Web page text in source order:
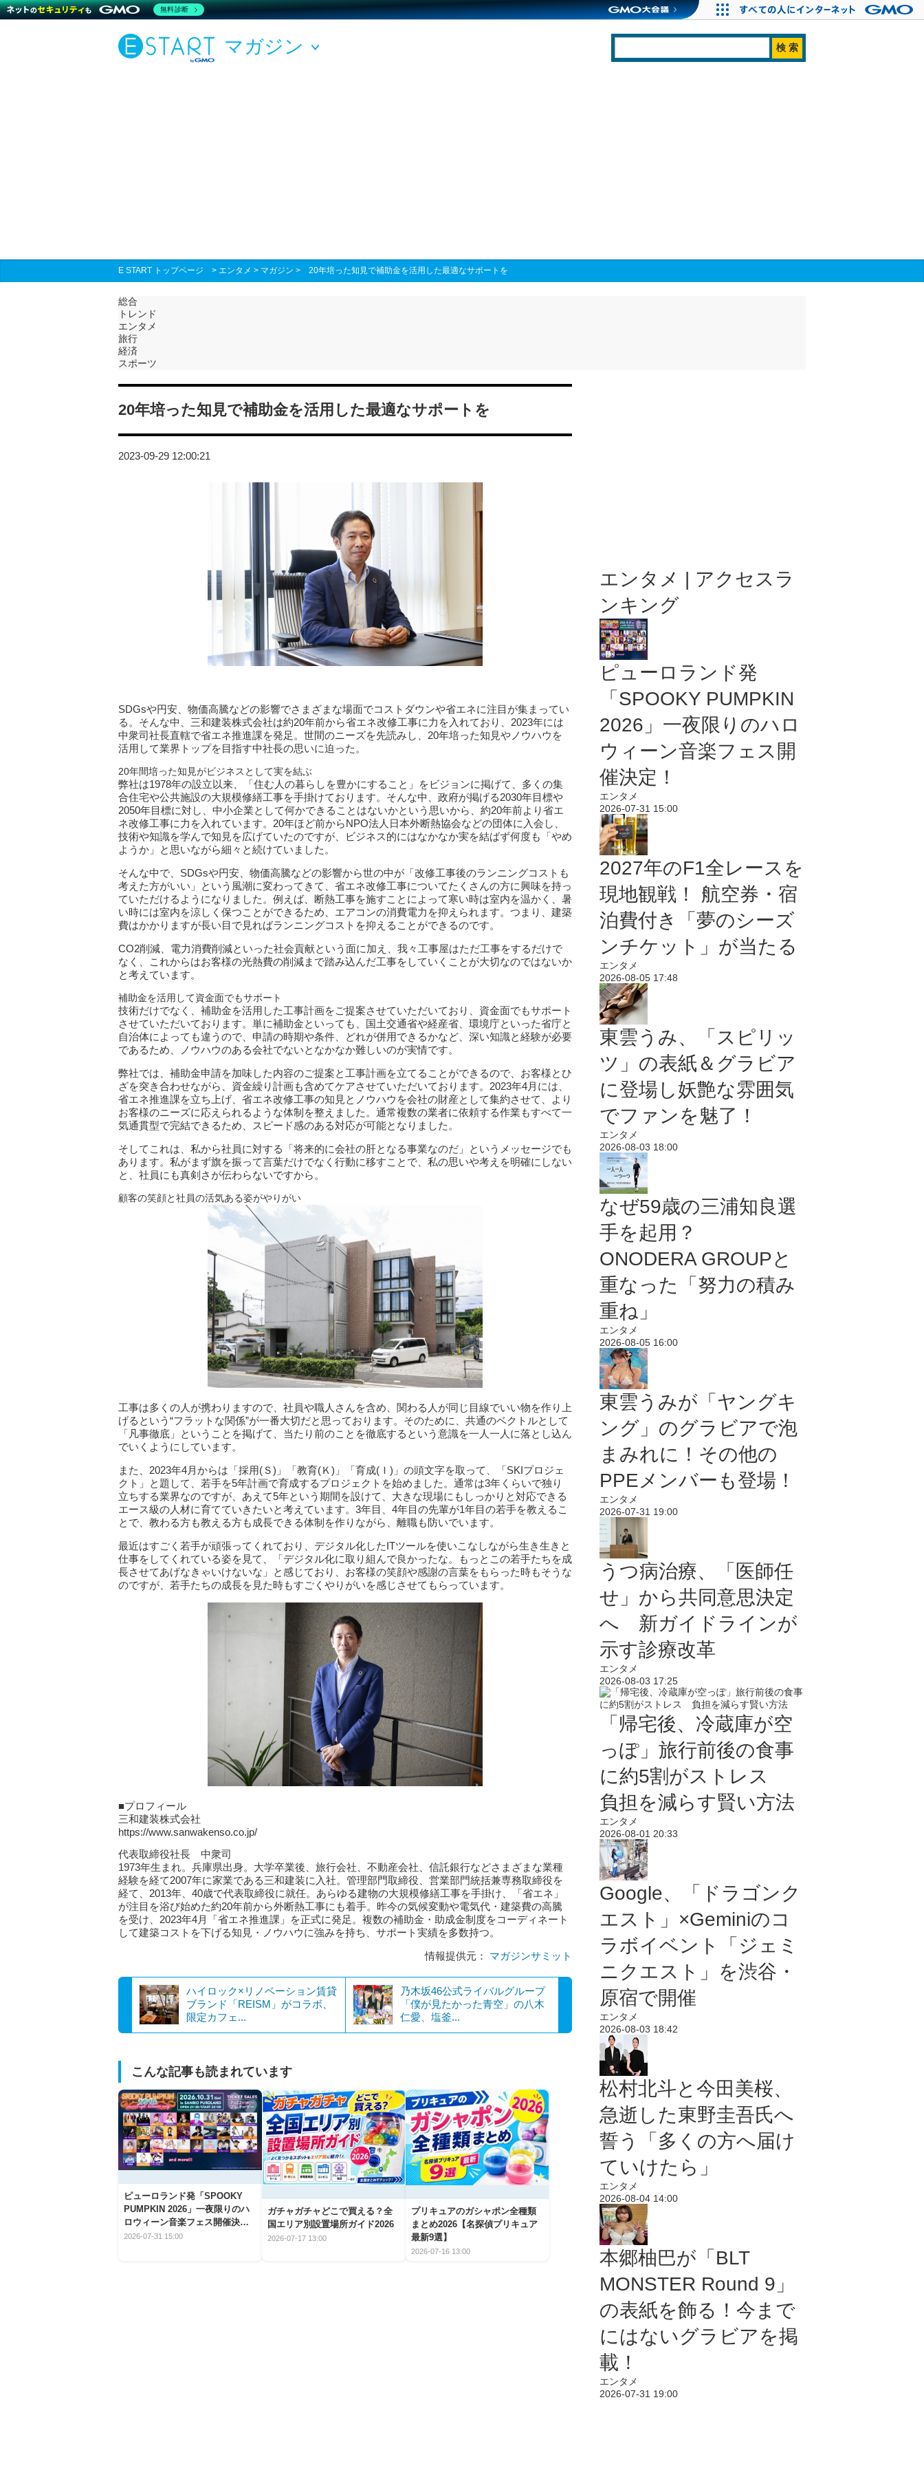
マガジン
E START トップページ > エンタメ > マガジン > 20年培った知見で補助金を活用した最適なサポートを
総合
トレンド
エンタメ
旅行
経済
スポーツ
20年培った知見で補助金を活用した最適なサポートを
2023-09-29 12:00:21
SDGsや円安、物価高騰などの影響でさまざまな場面でコストダウンや省エネに注目が集まってい
る。そんな中、三和建装株式会社は約20年前から省エネ改修工事に力を入れており、2023年には
中衆司社長直轄で省エネ推進課を発足。世間のニーズを先読みし、20年培った知見やノウハウを
活用して業界トップを目指す中社長の思いに迫った。
20年間培った知見がビジネスとして実を結ぶ
弊社は1978年の設立以来、「住む人の暮らしを豊かにすること」をビジョンに掲げて、多くの集
合住宅や公共施設の大規模修繕工事を手掛けております。そんな中、政府が掲げる2030年目標や
2050年目標に対し、中小企業として何かできることはないかという思いから、約20年前より省エ
ネ改修工事に力を入れています。20年ほど前からNPO法人日本外断熱協会などの団体に入会し、
技術や知識を学んで知見を広げていたのですが、ビジネス的にはなかなか実を結ばず何度も「やめ
ようか」と思いながら細々と続けていました。
そんな中で、SDGsや円安、物価高騰などの影響から世の中が「改修工事後のランニングコストも
考えた方がいい」という風潮に変わってきて、省エネ改修工事についてたくさんの方に興味を持っ
ていただけるようになりました。例えば、断熱工事を施すことによって寒い時は室内を温かく、暑
い時には室内を涼しく保つことができるため、エアコンの消費電力を抑えられます。つまり、建築
費はかかりますが長い目で見ればランニングコストを抑えることができるのです。
CO2削減、電力消費削減といった社会貢献という面に加え、我々工事屋はただ工事をするだけで
なく、これからはお客様の光熱費の削減まで踏み込んだ工事をしていくことが大切なのではないか
と考えています。
補助金を活用して資金面でもサポート
技術だけでなく、補助金を活用した工事計画をご提案させていただいており、資金面でもサポート
させていただいております。単に補助金といっても、国土交通省や経産省、環境庁といった省庁と
自治体によっても違うので、申請の時期や条件、どれが併用できるかなど、深い知識と経験が必要
であるため、ノウハウのある会社でないとなかなか難しいのが実情です。
弊社では、補助金申請を加味した内容のご提案と工事計画を立てることができるので、お客様とひ
ざを突き合わせながら、資金繰り計画も含めてケアさせていただいております。2023年4月には、
省エネ推進課を立ち上げ、省エネ改修工事の知見とノウハウを会社の財産として集約させて、より
お客様のニーズに応えられるような体制を整えました。通常複数の業者に依頼する作業もすべて一
気通貫型で完結できるため、スピード感のある対応が可能となりました。
そしてこれは、私から社員に対する「将来的に会社の肝となる事業なのだ」というメッセージでも
あります。私がまず旗を振って言葉だけでなく行動に移すことで、私の思いや考えを明確にしない
と、社員にも真剣さが伝わらないですから。
顧客の笑顔と社員の活気ある姿がやりがい
工事は多くの人が携わりますので、社員や職人さんを含め、関わる人が同じ目線でいい物を作り上
げるという“フラットな関係”が一番大切だと思っております。そのために、共通のベクトルとして
「凡事徹底」ということを掲げて、当たり前のことを徹底するという意識を一人一人に落とし込ん
でいくようにしています。
また、2023年4月からは「採用(Ｓ)」「教育(Ｋ)」「育成(Ｉ)」の頭文字を取って、「SKIプロジェ
クト」と題して、若手を5年計画で育成するプロジェクトを始めました。通常は3年くらいで独り
立ちする業界なのですが、あえて5年という期間を設けて、大きな現場にもしっかりと対応できる
エース級の人材に育てていきたいと考えています。3年目、4年目の先輩が1年目の若手を教えるこ
とで、教わる方も教える方も成長できる体制を作りながら、離職も防いでいます。
最近はすごく若手が頑張ってくれており、デジタル化したITツールを使いこなしながら生き生きと
仕事をしてくれている姿を見て、「デジタル化に取り組んで良かったな。もっとこの若手たちを成
長させてあげなきゃいけないな」と感じており、お客様の笑顔や感謝の言葉をもらった時もそうな
のですが、若手たちの成長を見た時もすごくやりがいを感じさせてもらっています。
■プロフィール
三和建装株式会社
https://www.sanwakenso.co.jp/
代表取締役社長 中衆司
1973年生まれ。兵庫県出身。大学卒業後、旅行会社、不動産会社、信託銀行などさまざまな業種
経験を経て2007年に家業である三和建装に入社。管理部門取締役、営業部門統括兼専務取締役を
経て、2013年、40歳で代表取締役に就任。あらゆる建物の大規模修繕工事を手掛け、「省エネ」
が注目を浴び始めた約20年前から外断熱工事にも着手。昨今の気候変動や電気代・建築費の高騰
を受け、2023年4月「省エネ推進課」を正式に発足。複数の補助金・助成金制度をコーディネート
して建築コストを下げる知見・ノウハウに強みを持ち、サポート実績を多数持つ。
情報提供元： マガジンサミット
ハイロック×リノベーション賃貸
ブランド「REISM」がコラボ、
限定カフェ...
乃木坂46公式ライバルグループ
「僕が見たかった青空」の八木
仁愛、塩釜...
こんな記事も読まれています
ピューロランド発「SPOOKY
PUMPKIN 2026」一夜限りのハ
ロウィーン音楽フェス開催決
定！
2026-07-31 15:00
ガチャガチャどこで買える？全
国エリア別設置場所ガイド2026
2026-07-17 13:00
プリキュアのガシャポン全種類
まとめ2026【名探偵プリキュア
最新9選】
2026-07-16 13:00
エンタメ | アクセスラ
ンキング
ピューロランド発
「SPOOKY PUMPKIN
2026」一夜限りのハロ
ウィーン音楽フェス開
催決定！
エンタメ
2026-07-31 15:00
2027年のF1全レースを
現地観戦！ 航空券・宿
泊費付き「夢のシーズ
ンチケット」が当たる
エンタメ
2026-08-05 17:48
東雲うみ、「スピリッ
ツ」の表紙＆グラビア
に登場し妖艶な雰囲気
でファンを魅了！
エンタメ
2026-08-03 18:00
なぜ59歳の三浦知良選
手を起用？
ONODERA GROUPと
重なった「努力の積み
重ね」
エンタメ
2026-08-05 16:00
東雲うみが「ヤングキ
ング」のグラビアで泡
まみれに！その他の
PPEメンバーも登場！
エンタメ
2026-07-31 19:00
うつ病治療、「医師任
せ」から共同意思決定
へ 新ガイドラインが
示す診療改革
エンタメ
2026-08-03 17:25
「帰宅後、冷蔵庫が空
っぽ」旅行前後の食事
に約5割がストレス
負担を減らす賢い方法
エンタメ
2026-08-01 20:33
Google、「ドラゴンク
エスト」×Geminiのコ
ラボイベント「ジェミ
ニクエスト」を渋谷・
原宿で開催
エンタメ
2026-08-03 18:42
松村北斗と今田美桜、
急逝した東野圭吾氏へ
誓う「多くの方へ届け
ていけたら」
エンタメ
2026-08-04 14:00
本郷柚巴が「BLT
MONSTER Round 9」
の表紙を飾る！今まで
にはないグラビアを掲
載！
エンタメ
2026-07-31 19:00
無料診断